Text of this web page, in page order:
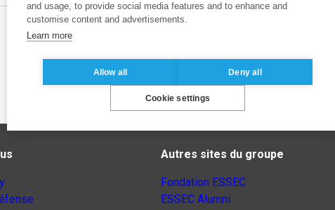
Autres sites du groupe
Fondation ESSEC
ESSEC Alumni
and usage, to provide social media features and to enhance and
customise content and advertisements.
Learn more
Allow all Deny all
Cookie settings